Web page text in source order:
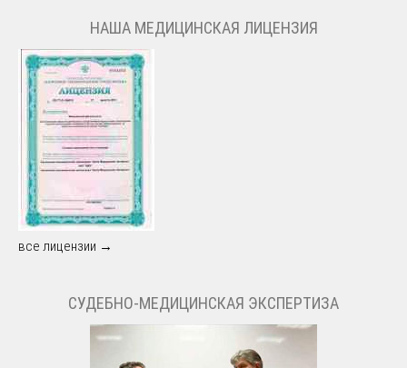
НАША МЕДИЦИНСКАЯ ЛИЦЕНЗИЯ
все лицензии →
СУДЕБНО-МЕДИЦИНСКАЯ ЭКСПЕРТИЗА